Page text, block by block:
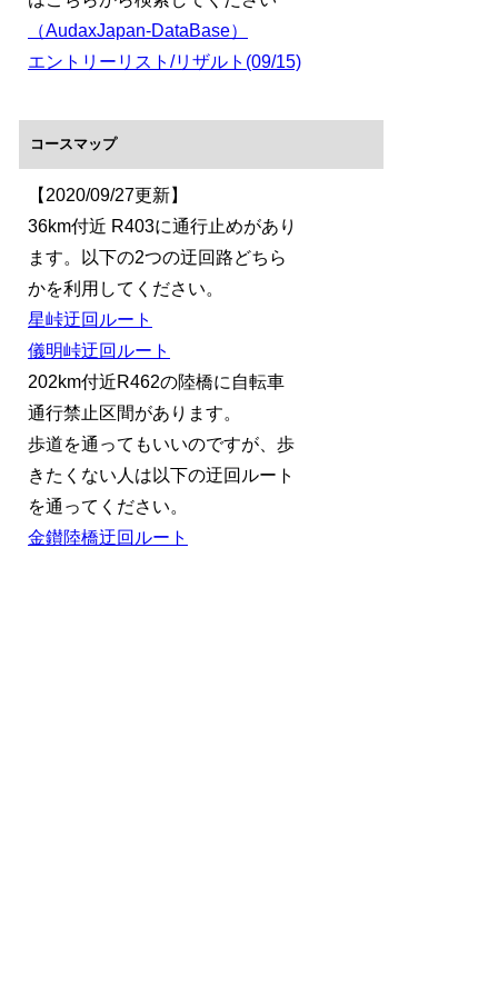
（AudaxJapan-DataBase）
エントリーリスト/リザルト(09/15)
コースマップ
【2020/09/27更新】
36km付近 R403に通行止めがあり
ます。以下の2つの迂回路どちら
かを利用してください。
星峠迂回ルート
儀明峠迂回ルート
202km付近R462の陸橋に自転車
通行禁止区間があります。
歩道を通ってもいいのですが、歩
きたくない人は以下の迂回ルート
を通ってください。
金鑚陸橋迂回ルート